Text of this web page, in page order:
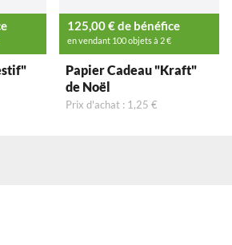
Papier Cadeau "Kraft"
de Noël
125,00 € de bénéfice
en vendant 100 objets à 2 €
Prix d'achat : 1,25 €